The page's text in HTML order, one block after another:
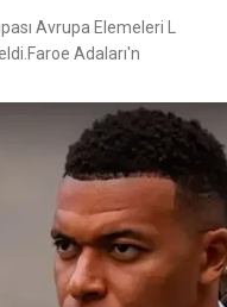
Avrupa Elemeleri L
Adaları'n